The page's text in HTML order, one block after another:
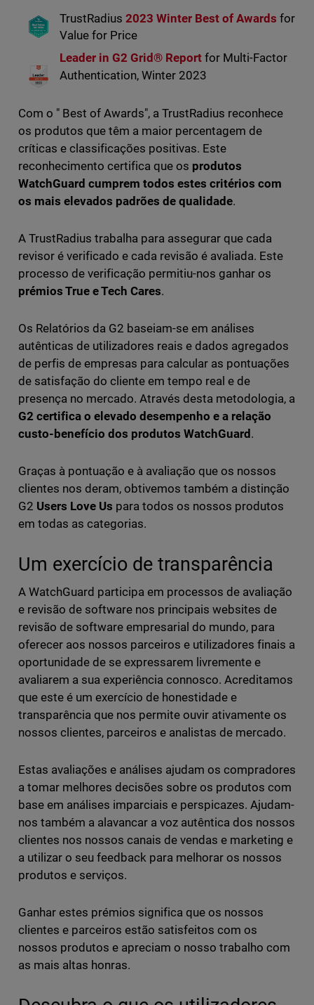
TrustRadius 2023 Winter Best of Awards for
Value for Price
Leader in G2 Grid® Reportfor Multi-Factor
Authentication, Winter 2023
Com o " Best of Awards", a TrustRadius reconhece
os produtos que têm a maior percentagem de
críticas e classificações positivas. Este
reconhecimento certifica que os produtos
WatchGuard cumprem todos estes critérios com
os mais elevados padrões de qualidade.
A TrustRadius trabalha para assegurar que cada
revisor é verificado e cada revisão é avaliada. Este
processo de verificação permitiu-nos ganhar os
prémios True e Tech Cares.
Os Relatórios da G2 baseiam-se em análises
autênticas de utilizadores reais e dados agregados
de perfis de empresas para calcular as pontuações
de satisfação do cliente em tempo real e de
presença no mercado. Através desta metodologia, a
G2 certifica o elevado desempenho e a relação
custo-benefício dos produtos WatchGuard .
Graças à pontuação e à avaliação que os nossos
clientes nos deram, obtivemos também a distinção
G2 Users Love Us para todos os nossos produtos
em todas as categorias.
Um exercício de transparência
A WatchGuard participa em processos de avaliação
e revisão de software nos principais websites de
revisão de software empresarial do mundo, para
oferecer aos nossos parceiros e utilizadores finais a
oportunidade de se expressarem livremente e
avaliarem a sua experiência connosco. Acreditamos
que este é um exercício de honestidade e
transparência que nos permite ouvir ativamente os
nossos clientes, parceiros e analistas de mercado.
Estas avaliações e análises ajudam os compradores
a tomar melhores decisões sobre os produtos com
base em análises imparciais e perspicazes. Ajudam-
nos também a alavancar a voz autêntica dos nossos
clientes nos nossos canais de vendas e marketing e
a utilizar o seu feedback para melhorar os nossos
produtos e serviços.
Ganhar estes prémios significa que os nossos
clientes e parceiros estão satisfeitos com os
nossos produtos e apreciam o nosso trabalho com
as mais altas honras.